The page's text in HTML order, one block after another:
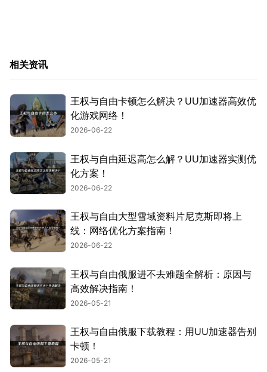
相关资讯
王权与自由卡顿怎么解决？UU加速器高效优
化游戏网络！
2026-06-22
王权与自由延迟高怎么解？UU加速器实测优
化方案！
2026-06-22
王权与自由大型雪域资料片尼克斯即将上
线：网络优化方案指南！
2026-06-22
王权与自由俄服进不去难题全解析：原因与
高效解决指南！
2026-05-21
王权与自由俄服下载教程：用UU加速器告别
卡顿！
2026-05-21